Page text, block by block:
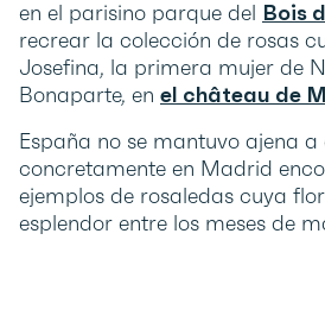
en el parisino parque del Bois
recrear la colección de rosas
Josefina, la primera mujer de
Bonaparte, en el château de
España no se mantuvo ajena
concretamente en Madrid
ejemplos de rosaledas cuya
esplendor entre los meses de